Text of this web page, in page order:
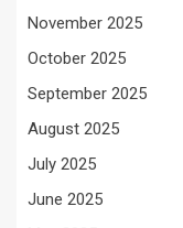
November 2025
October 2025
September 2025
August 2025
July 2025
June 2025